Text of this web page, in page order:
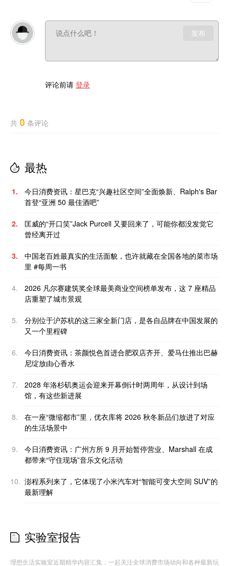
发布
评论前请 登录
共 0 条评论
最热
1.
今日消费资讯：星巴克“兴趣社区空间”全面焕新、Ralph's Bar
首登“亚洲 50 最佳酒吧”
2.
匡威的“开口笑”Jack Purcell 又要回来了，可能你都没发觉它
曾经离开过
3.
中国老百姓最真实的生活面貌，也许就藏在全国各地的菜市场
里 #每周一书
4.
2026 凡尔赛建筑奖全球最美商业空间榜单发布，这 7 座精品
店重塑了城市景观
5.
分别位于沪苏杭的这三家全新门店，是各自品牌在中国发展的
又一个里程碑
6.
今日消费资讯：茶颜悦色首进合肥双店齐开、爱马仕推出巴赫
尼绽放由心香水
7.
2028 年洛杉矶奥运会迎来开幕倒计时两周年，从设计到场
馆，有这些新进展
8.
在一座“微缩都市”里，优衣库将 2026 秋冬新品们放进了对应
的生活场景中
9.
今日消费资讯：广州方所 9 月开始暂停营业、Marshall 在成
都带来“守住现场”音乐文化活动
10. 澎程系列来了，它体现了小米汽车对“智能可变大空间 SUV”的
最新理解
实验室报告
理想生活实验室近期精华内容汇集，一起关注全球消费市场动向和各种最新玩